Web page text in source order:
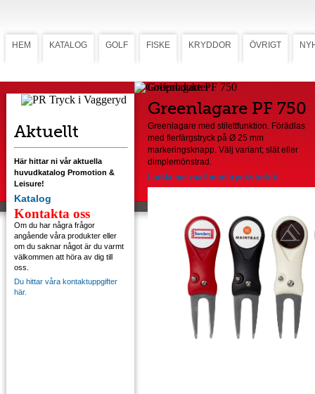
HEM KATALOG GOLF FISKE KRYDDOR ÖVRIGT
Aktuellt
Här hittar ni vår aktuella
huvudkatalog Promotion &
Leisure!
Katalog
Kontakta oss
Om du har några frågor
angående våra produkter eller
om du saknar något är du varmt
välkommen att höra av dig till
oss.
Du hittar våra kontaktuppgifter
här.
Greenlagare PF 750
Greenlagare PF 750
Greenlagare med stilettfunktion. Förädlas
med flerfärgstryck på Ø 25 mm
markeringsknapp. Välj variant; slät eller
dimplemönstrad.
Ladda ner mall med tryckstorlek